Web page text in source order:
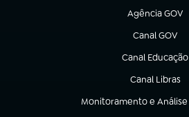
Agência GOV
(abre em nova
Canal GOV
(abre em
Canal Educação
(abre em nova
Canal Libras
(abre em nova
Monitoramento e Análise
(abre em nova aba)